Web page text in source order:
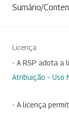
Sumário/
Licença
- A RSP adota a
Atribuição – Uso
- A licença